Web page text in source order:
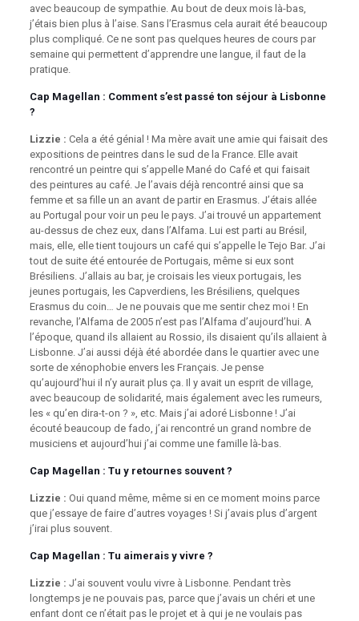
avec beaucoup de sympathie. Au bout de deux mois là-bas,
j’étais bien plus à l’aise. Sans l’Erasmus cela aurait été beaucoup
plus compliqué. Ce ne sont pas quelques heures de cours par
semaine qui permettent d’apprendre une langue, il faut de la
pratique.
Cap Magellan : Comment s’est passé ton séjour à Lisbonne
?
Lizzie : Cela a été génial ! Ma mère avait une amie qui faisait des
expositions de peintres dans le sud de la France. Elle avait
rencontré un peintre qui s’appelle Mané do Café et qui faisait
des peintures au café. Je l’avais déjà rencontré ainsi que sa
femme et sa fille un an avant de partir en Erasmus. J’étais allée
au Portugal pour voir un peu le pays. J’ai trouvé un appartement
au-dessus de chez eux, dans l’Alfama. Lui est parti au Brésil,
mais, elle, elle tient toujours un café qui s’appelle le Tejo Bar. J’ai
tout de suite été entourée de Portugais, même si eux sont
Brésiliens. J’allais au bar, je croisais les vieux portugais, les
jeunes portugais, les Capverdiens, les Brésiliens, quelques
Erasmus du coin… Je ne pouvais que me sentir chez moi ! En
revanche, l’Alfama de 2005 n’est pas l’Alfama d’aujourd’hui. A
l’époque, quand ils allaient au Rossio, ils disaient qu’ils allaient à
Lisbonne. J’ai aussi déjà été abordée dans le quartier avec une
sorte de xénophobie envers les Français. Je pense
qu’aujourd’hui il n’y aurait plus ça. Il y avait un esprit de village,
avec beaucoup de solidarité, mais également avec les rumeurs,
les « qu’en dira-t-on ? », etc. Mais j’ai adoré Lisbonne ! J’ai
écouté beaucoup de fado, j’ai rencontré un grand nombre de
musiciens et aujourd’hui j’ai comme une famille là-bas.
Cap Magellan : Tu y retournes souvent ?
Lizzie : Oui quand même, même si en ce moment moins parce
que j’essaye de faire d’autres voyages ! Si j’avais plus d’argent
j’irai plus souvent.
Cap Magellan : Tu aimerais y vivre ?
Lizzie : J’ai souvent voulu vivre à Lisbonne. Pendant très
longtemps je ne pouvais pas, parce que j’avais un chéri et une
enfant dont ce n’était pas le projet et à qui je ne voulais pas